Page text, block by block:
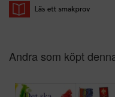
Andra som köpt